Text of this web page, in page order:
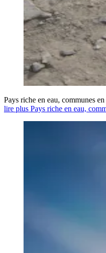
Pays riche en eau, communes
lire plus Pays riche en eau,